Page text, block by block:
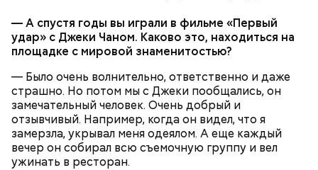
— А спустя годы вы играли в фильме «Первый
удар» с Джеки Чаном. Каково это, находиться на
площадке с мировой знаменитостью?
— Было очень волнительно, ответственно и даже
страшно. Но потом мы с Джеки пообщались, он
замечательный человек. Очень добрый и
отзывчивый. Например, когда он видел, что я
замерзла, укрывал меня одеялом. А еще каждый
вечер он собирал всю съемочную группу и вел
ужинать в ресторан.
Суп картофельный с перловой крупой